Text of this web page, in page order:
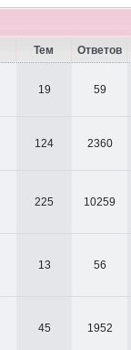
Тем Ответов
19 59
124 2360
225 10259
13 56
45 1952